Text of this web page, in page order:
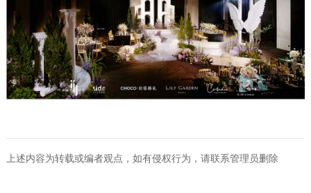
上述内容为转载或编者观点，如有侵权行为，请联系管理员删除